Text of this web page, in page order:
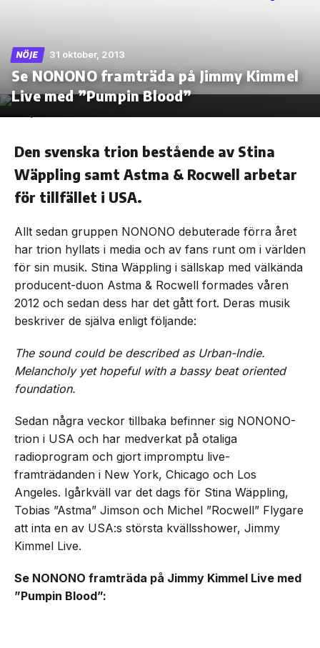
Skip
the
NÖJE 31 oktober, 2013
Se NONONO framträda på Jimmy Kimmel
Live med ”Pumpin Blood”
Den svenska trion bestående av Stina
Wäppling samt Astma & Rocwell arbetar
för tillfället i USA.
Allt sedan gruppen NONONO debuterade förra året
har trion hyllats i media och av fans runt om i världen
för sin musik. Stina Wäppling i sällskap med välkända
producent-duon Astma & Rocwell formades våren
2012 och sedan dess har det gått fort. Deras musik
beskriver de själva enligt följande:
The sound could be described as Urban-Indie.
Melancholy yet hopeful with a bassy beat oriented
foundation.
Sedan några veckor tillbaka befinner sig NONONO-
trion i USA och har medverkat på otaliga
radioprogram och gjort impromptu live-
framträdanden i New York, Chicago och Los
Angeles. Igårkväll var det dags för Stina Wäppling,
Tobias ”Astma” Jimson och Michel ”Rocwell” Flygare
att inta en av USA:s största kvällsshower, Jimmy
Kimmel Live.
Se NONONO framträda på Jimmy Kimmel Live med
”Pumpin Blood”: